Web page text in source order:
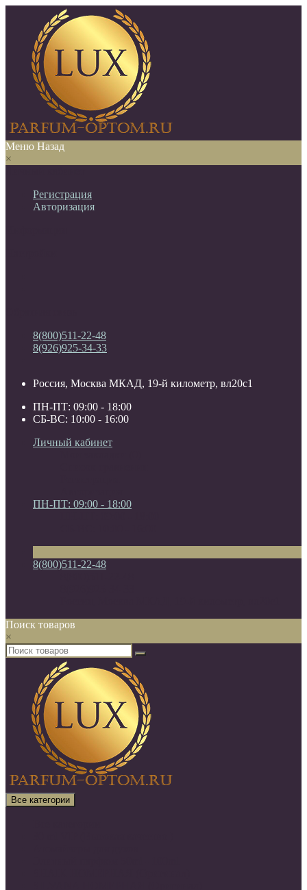
Меню Назад
×
Регистрация
Авторизация
8(800)511-22-48
8(926)925-34-33
Россия, Москва МКАД, 19-й километр, вл20с1
ПН-ПТ: 09:00 - 18:00
СБ-ВС: 10:00 - 16:00
Личный кабинет
ПН-ПТ: 09:00 - 18:00
8(800)511-22-48
Поиск товаров
×
Все категории